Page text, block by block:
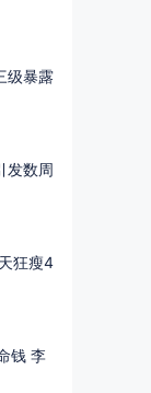
级暴露
发数周
狂瘦4
钱 李